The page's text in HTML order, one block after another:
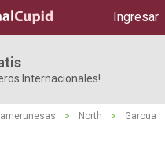
Ingresar
Internacionales!
> North >
Garoua